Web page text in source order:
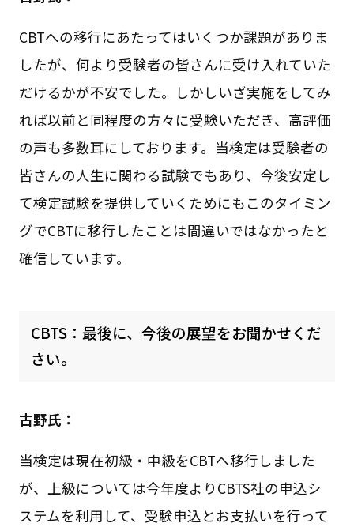
CBTへの移行にあたってはいくつか課題がありま
したが、何より受験者の皆さんに受け入れていた
だけるかが不安でした。しかしいざ実施をしてみ
れば以前と同程度の方々に受験いただき、高評価
の声も多数耳にしております。当検定は受験者の
皆さんの人生に関わる試験でもあり、今後安定し
て検定試験を提供していくためにもこのタイミン
グでCBTに移行したことは間違いではなかったと
確信しています。
CBTS：最後に、今後の展望をお聞かせくだ
さい。
古野氏：
当検定は現在初級・中級をCBTへ移行しました
が、上級については今年度よりCBTS社の申込シ
ステムを利用して、受験申込とお支払いを行って